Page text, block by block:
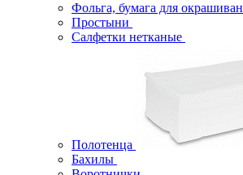
Фольга, бумага для
Простыни
Салфетки нетканые
Полотенца
Бахилы